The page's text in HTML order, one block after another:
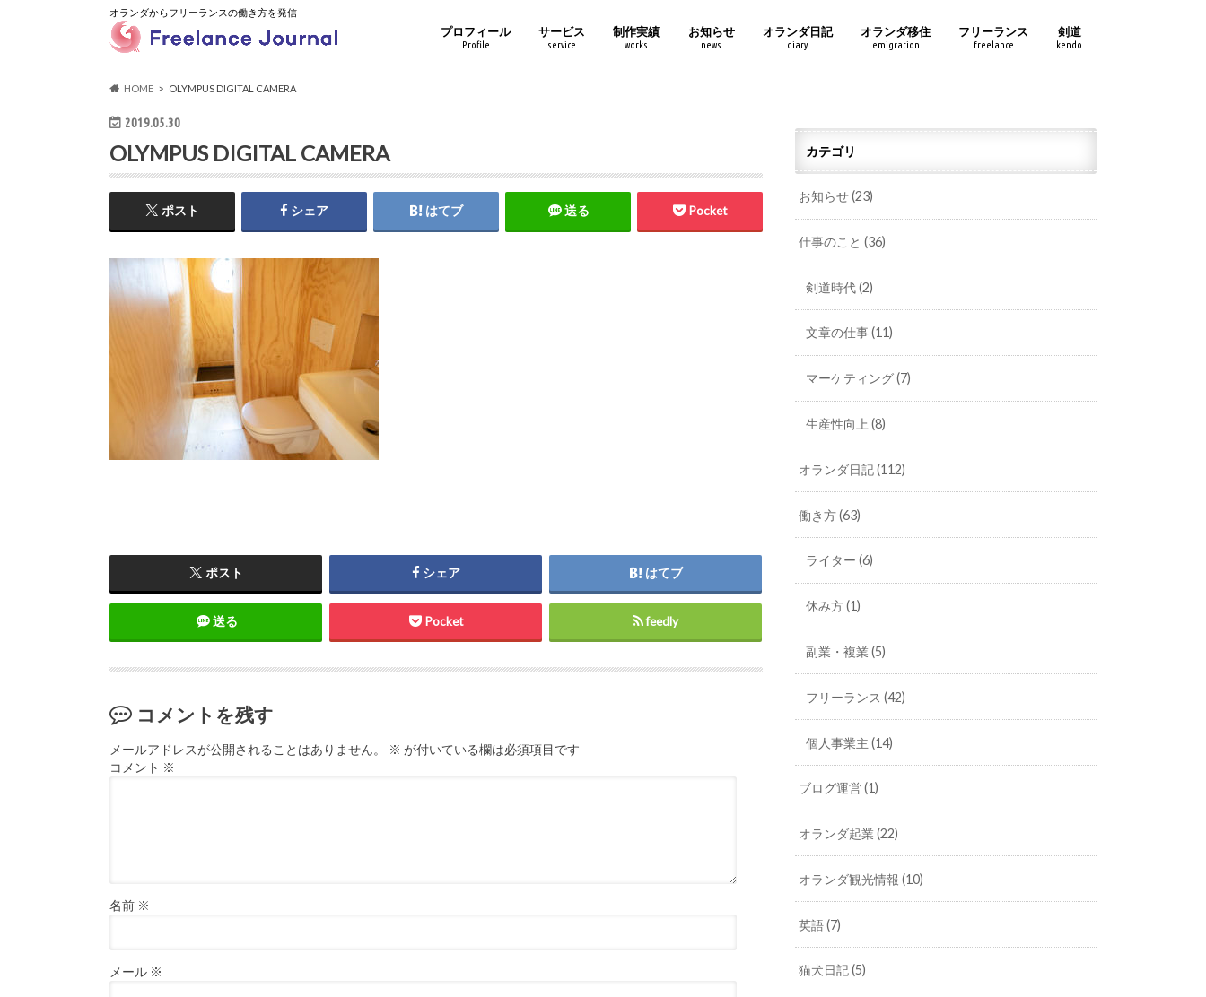
オランダからフリーランスの働き方を発信
プロフィール
Profile
サービス
service
制作実績
works
お知らせ
news
オランダ日記
diary
オランダ移住
emigration
フリーランス
freelance
剣道
kendo
HOME OLYMPUS DIGITAL CAMERA
2019.05.30
OLYMPUS DIGITAL CAMERA
ポスト シェア はてブ 送る Pocket
ポスト シェア はてブ
送る Pocket feedly
コメントを残す
メールアドレスが公開されることはありません。 ※ が付いている欄は必須項目です
コメント ※
名前 ※
メール ※
カテゴリ
お知らせ(23)
仕事のこと(36)
剣道時代(2)
文章の仕事(11)
マーケティング(7)
生産性向上 (8)
オランダ日記(112)
働き方(63)
ライター (6)
休み方(1)
副業・複業 (5)
フリーランス (42)
個人事業主 (14)
ブログ運営(1)
オランダ起業(22)
オランダ観光情報(10)
英語(7)
猫犬日記(5)